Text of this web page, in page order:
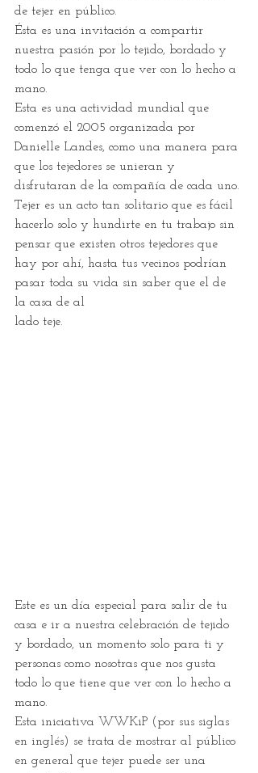
de tejer en público.
Ésta es una invitación a compartir
nuestra pasión por lo tejido, bordado y
todo lo que tenga que ver con lo hecho a
mano.
Esta es una actividad mundial que
comenzó el 2005 organizada por
Danielle Landes, como una manera para
que los tejedores se unieran y
disfrutaran de la compañía de cada uno.
Tejer es un acto tan solitario que es fácil
hacerlo solo y hundirte en tu trabajo sin
pensar que existen otros tejedores que
hay por ahí, hasta tus vecinos podrían
pasar toda su vida sin saber que el de
la casa de al
lado teje.
Este es un día especial para salir de tu
casa e ir a nuestra celebración de tejido
y bordado, un momento solo para ti y
personas como nosotras que nos gusta
todo lo que tiene que ver con lo hecho a
mano.
Esta iniciativa WWKiP (por sus siglas
en inglés) se trata de mostrar al público
en general que tejer puede ser una